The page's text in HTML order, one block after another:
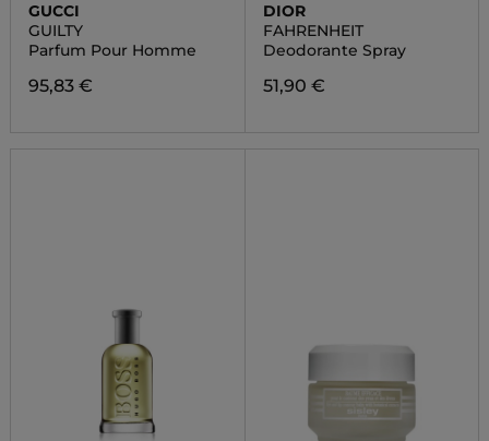
GUCCI
GUILTY
Parfum Pour Homme
95,83 €
DIOR
FAHRENHEIT
Deodorante Spray
51,90 €